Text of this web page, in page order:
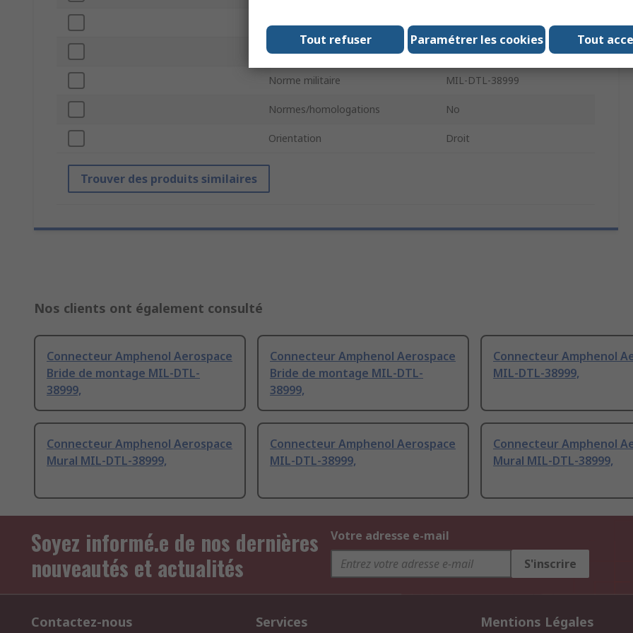
Genre du connecteur Femelle
Type de montage Bride de montage
Norme militaire MIL-DTL-38999
Normes/homologations No
Orientation Droit
Trouver des produits similaires
Nos clients ont également consulté
Connecteur Amphenol Aerospace
Bride de montage MIL-DTL-
38999,
Connecteur Amphenol Aerospace
Bride de montage MIL-DTL-
38999,
Connecteur Amphenol
MIL-DTL-38999,
Connecteur Amphenol Aerospace
Mural MIL-DTL-38999,
Connecteur Amphenol Aerospace
MIL-DTL-38999,
Connecteur Amphenol
Mural MIL-DTL-38999,
Soyez informé.e de nos dernières
nouveautés et actualités
Votre adresse e-mail
S'inscrire
Contactez-nous Services Mentions Légales
Tout
Paramétrer les cookies
Tout refuser